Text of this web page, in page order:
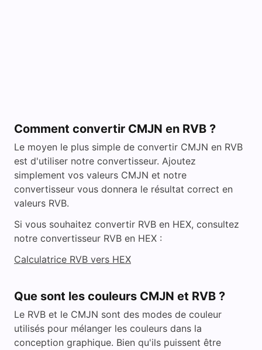
Comment convertir CMJN en RVB ?
Le moyen le plus simple de convertir CMJN en RVB
est d'utiliser notre convertisseur. Ajoutez
simplement vos valeurs CMJN et notre
convertisseur vous donnera le résultat correct en
valeurs RVB.
Si vous souhaitez convertir RVB en HEX, consultez
notre convertisseur RVB en HEX :
Calculatrice RVB vers HEX
Que sont les couleurs CMJN et RVB ?
Le RVB et le CMJN sont des modes de couleur
utilisés pour mélanger les couleurs dans la
conception graphique. Bien qu'ils puissent être